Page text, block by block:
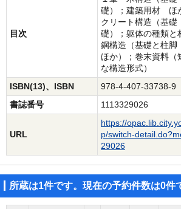
目次
礎）；建築用材 ほ
クリート構造（基礎
礎）；躯体の種類
鋼構造（基礎と柱
ほか）；巻末資料（
な構造形式）
ISBN(13)、ISBN
978-4-407-
書誌番号
1113329026
URL
https://
p/switch-
29026
所蔵は1件です。現在の予約件数は0件